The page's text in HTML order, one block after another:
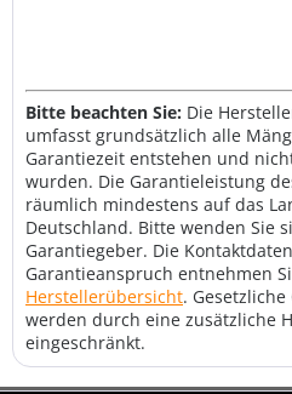
Bitte beachten Sie: Die
umfasst grundsätzlich alle
Garantiezeit entstehen und
wurden. Die Garantieleistung
räumlich mindestens auf das
Deutschland. Bitte wenden Sie
Garantiegeber. Die
Garantieanspruch entnehmen
Herstellerübersicht.
werden durch eine zusätzliche
eingeschränkt.